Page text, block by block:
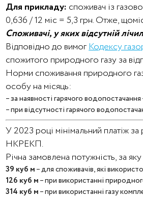
Для прикладу: споживач із
0,636 / 12 міс = 5,3 грн. Отже,
Споживачі, у яких відсутній
Відповідно до вимогКодексу
спожитого природного газу за
Норми споживання природного
особу на місяць:
– за наявності гарячого
– при відсутності гарячого
У 2023 році мінімальний платіж
НКРЕКП.
Річна замовлена потужність, за
39 куб м– для споживачів, які
126 куб м– при використанні
314 куб м– при використанні газу